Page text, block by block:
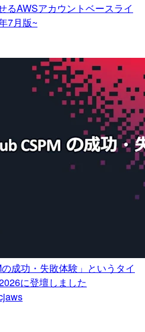
るAWSアカウントベースライ
7月版~
成功・失敗体験」というタイ
に登壇しました